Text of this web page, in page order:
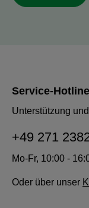
Service-Hotline
Unterstützung
+49 271
Mo-Fr, 10:00 -
Oder über unser